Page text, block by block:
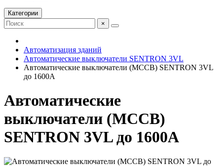
Категории
×
Автоматизация зданий
Автоматические выключатели SENTRON 3VL
Автоматические выключатели (MCCB) SENTRON 3VL
до 1600А
Автоматические
выключатели (MCCB)
SENTRON 3VL до 1600А